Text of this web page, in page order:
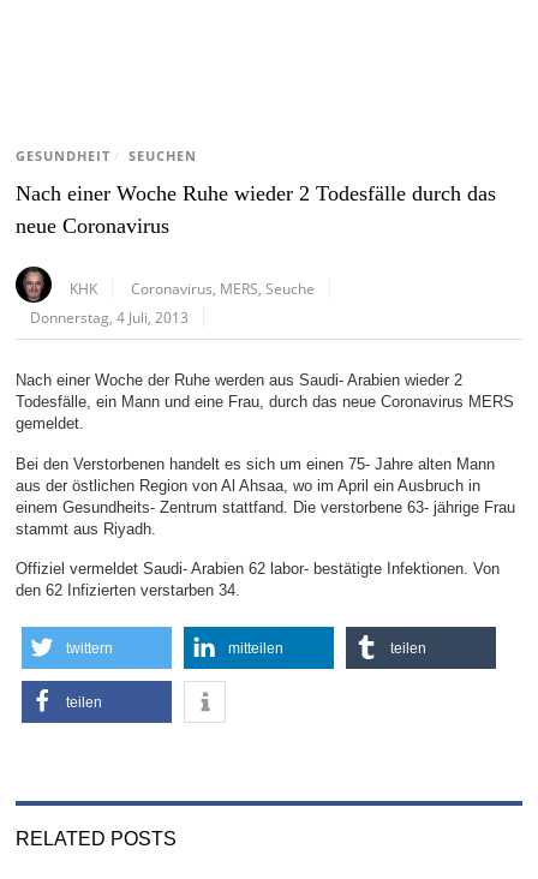
GESUNDHEIT / SEUCHEN
Nach einer Woche Ruhe wieder 2 Todesfälle durch das
neue Coronavirus
KHK Coronavirus MERS ,Seuche
Donnerstag, 4 Juli, 2013
Nach einer Woche der Ruhe werden aus Saudi- Arabien wieder 2
Todesfälle, ein Mann und eine Frau, durch das neue Coronavirus MERS
gemeldet.
Bei den Verstorbenen handelt es sich um einen 75- Jahre alten Mann
aus der östlichen Region von Al Ahsaa, wo im April ein Ausbruch in
einem Gesundheits- Zentrum stattfand. Die verstorbene 63- jährige Frau
stammt aus Riyadh.
Offiziel vermeldet Saudi- Arabien 62 labor- bestätigte Infektionen. Von
den 62 Infizierten verstarben 34.
twittern mitteilen teilen
teilen
RELATED POSTS